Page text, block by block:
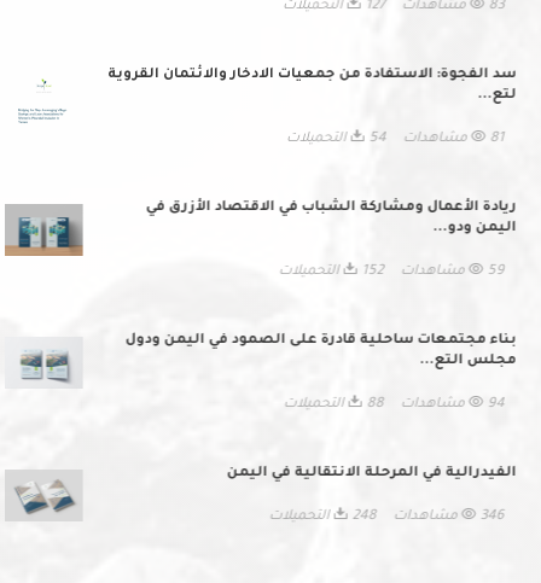
83 مشاهدات 127 التحميلات
سد الفجوة: الاستفادة من جمعيات الادخار والائتمان القروية
لتع...
81 مشاهدات 54 التحميلات
ريادة الأعمال ومشاركة الشباب في الاقتصاد الأزرق في
اليمن ودو...
59 مشاهدات 152 التحميلات
بناء مجتمعات ساحلية قادرة على الصمود في اليمن ودول
مجلس التع...
94 مشاهدات 88 التحميلات
الفيدرالية في المرحلة الانتقالية في اليمن
346 مشاهدات 248 التحميلات